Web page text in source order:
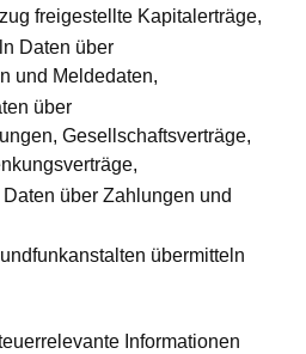
freigestellte Kapitalerträge,
Daten über
und Meldedaten,
über
Gesellschaftsverträge,
über Zahlungen und
übermitteln
Informationen